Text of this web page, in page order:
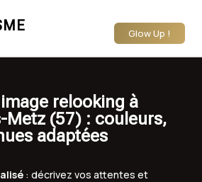
Glow Up !
relooking à
Metz (57) : couleurs,
adaptées
: décrivez vos attentes et